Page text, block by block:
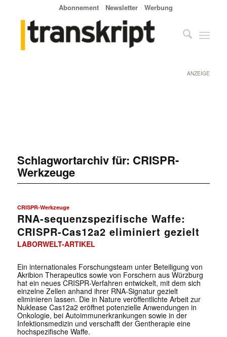
Abonnement Newsletter Werbung
ANZEIGE
Schlagwortarchiv für: CRISPR-
Werkzeuge
CRISPR-Werkzeuge
RNA-sequenzspezifische Waffe:
CRISPR-Cas12a2 eliminiert gezielt
LABORWELT-ARTIKEL
Ein internationales Forschungsteam unter Beteiligung von
Akribion Therapeutics sowie von Forschern aus Würzburg
hat ein neues CRISPR-Verfahren entwickelt, mit dem sich
einzelne Zellen anhand ihrer RNA-Signatur gezielt
eliminieren lassen. Die in Nature veröffentlichte Arbeit zur
Nuklease Cas12a2 eröffnet potenzielle Anwendungen in
Onkologie, bei Autoimmunerkrankungen sowie in der
Infektionsmedizin und verschafft der Gentherapie eine
hochspezifische Waffe.